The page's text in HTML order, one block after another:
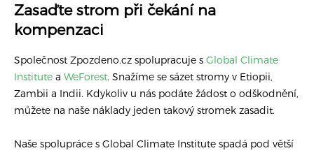
O nás
Vaše práva
Často kladené dotazy
Zasaďte strom při čekání na
kompenzaci
Společnost Zpozdeno.cz spolupracuje s Global Climate
Institute a WeForest. Snažíme se sázet stromy v Etiopii,
Zambii a Indii. Kdykoliv u nás podáte žádost o odškodnění,
můžete na naše náklady jeden takový stromek zasadit.
Naše spolupráce s Global Climate Institute spadá pod větší